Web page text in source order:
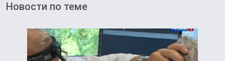
Новости по теме